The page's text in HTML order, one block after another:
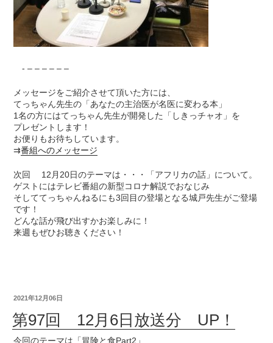
- – – – – – –
メッセージをご紹介させて頂いた方には、
てっちゃん先生の「あなたの主治医が名医に変わる本」
1名の方にはてっちゃん先生が開発した「しきっチャオ」を
プレゼントします！
お便りもお待ちしています。
⇉番組へのメッセージ
次回 12月20日のテーマは・・・「アフリカの話」について。
ゲストにはテレビ番組の新型コロナ解説でおなじみ
そしててっちゃんねるにも3回目の登場となる城戸先生がご登場
です！
どんな話が飛び出すかお楽しみに！
来週もぜひお聴きください！
2021年12月06日
第97回 12月6日放送分 UP！
今回のテーマは「冒険と食Part2」